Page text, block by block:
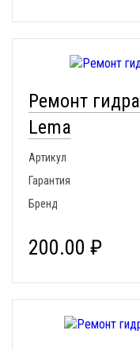
Ремонт
Lema
Артикул
Гарантия
Бренд
200.00 ₽